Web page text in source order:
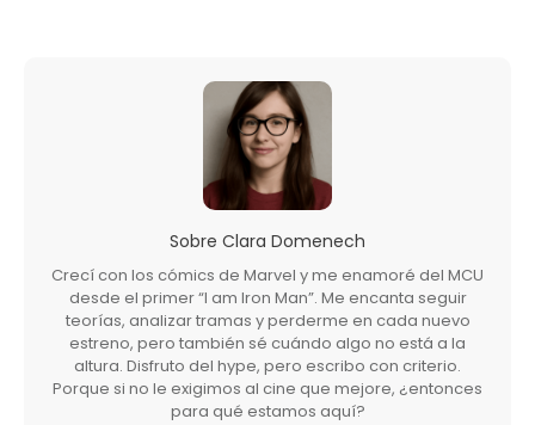
Sobre Clara Domenech
Crecí con los cómics de Marvel y me enamoré del MCU
desde el primer “I am Iron Man”. Me encanta seguir
teorías, analizar tramas y perderme en cada nuevo
estreno, pero también sé cuándo algo no está a la
altura. Disfruto del hype, pero escribo con criterio.
Porque si no le exigimos al cine que mejore, ¿entonces
para qué estamos aquí?